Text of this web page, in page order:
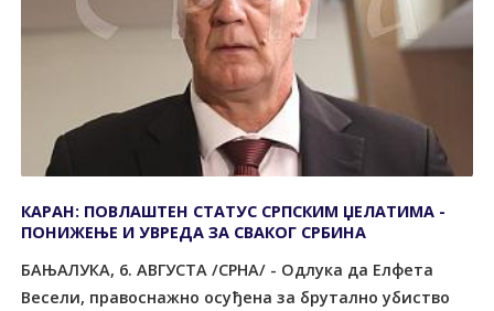
КАРАН: ПОВЛАШТЕН СТАТУС СРПСКИМ ЏЕЛАТИМА -
ПОНИЖЕЊЕ И УВРЕДА ЗА СВАКОГ СРБИНА
БАЊАЛУКА, 6. АВГУСТА /СРНА/ - Одлука да Елфета
Весели, правоснажно осуђена за брутално убиство